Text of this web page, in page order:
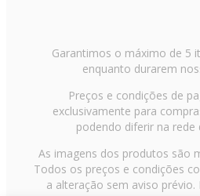
Garantimos o máximo de 5
enquanto durarem
Preços e condições de
exclusivamente para
podendo diferir na rede
As imagens dos produtos são
Todos os preços e condições
a alteração sem aviso prévio.